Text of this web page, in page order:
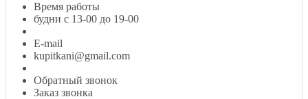
Время работы
будни с 13-00 до 19-00
E-mail
kupitkani@gmail.com
Обратный звонок
Заказ звонка